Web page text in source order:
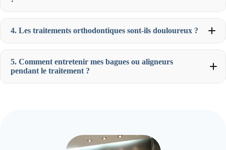
4. Les traitements orthodontiques sont-ils douloureux ?
5. Comment entretenir mes bagues ou aligneurs
pendant le traitement ?